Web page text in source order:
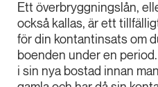
Ett överbryggningslån,
också kallas, är ett
för din kontantinsats om
boenden under en
i sin nya bostad innan